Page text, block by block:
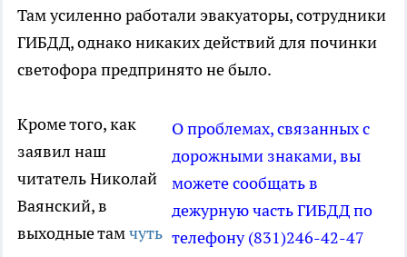
Там усиленно работали эвакуаторы, сотрудники
ГИБДД, однако никаких действий для починки
светофора предпринято не было.
О проблемах, связанных с
дорожными знаками, вы
можете сообщать в
дежурную часть ГИБДД по
телефону (831)246-42-47
Кроме того, как
заявил наш
читатель Николай
Ваянский, в
выходные тамчуть